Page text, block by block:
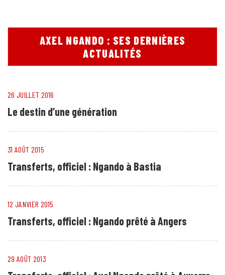
AXEL NGANDO : SES DERNIÈRES
ACTUALITÉS
26 JUILLET 2016
Le destin d’une génération
31 AOÛT 2015
Transferts, officiel : Ngando à Bastia
12 JANVIER 2015
Transferts, officiel : Ngando prêté à Angers
29 AOÛT 2013